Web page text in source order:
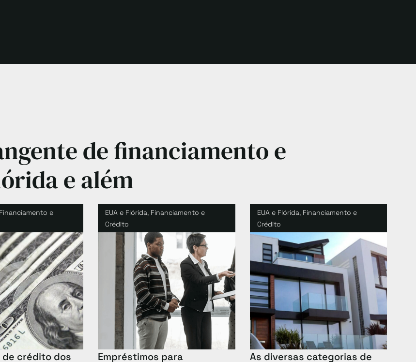
de financiamento e
e além
Financiamento e
de crédito dos
EUA e Flórida, Financiamento e
Crédito
Empréstimos para
EUA e Flórida, Financiamento e
Crédito
As diversas categorias de